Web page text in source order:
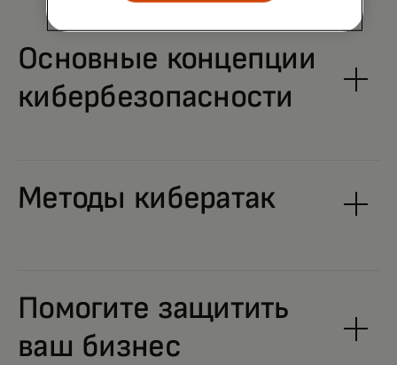
Основные концепции
кибербезопасности
Методы кибератак
Помогите защитить
ваш бизнес